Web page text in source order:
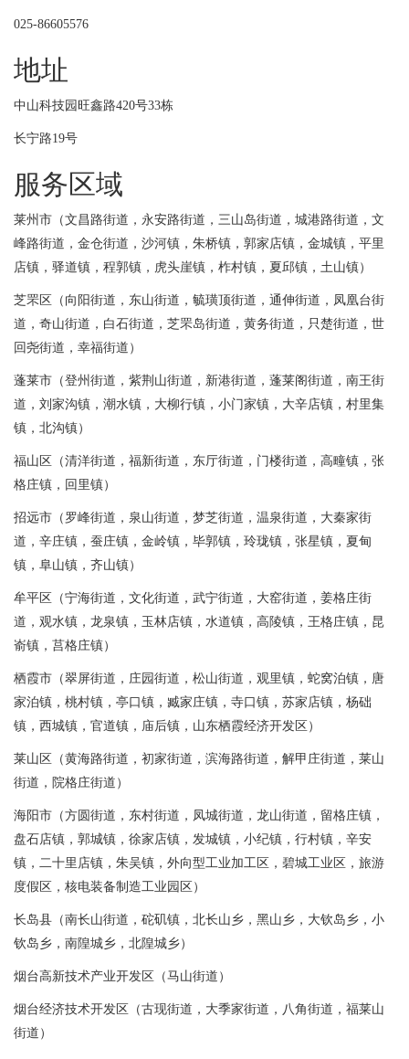
025-86605576
地址
中山科技园旺鑫路420号33栋
长宁路19号
服务区域
莱州市（文昌路街道，永安路街道，三山岛街道，城港路街道，文
峰路街道，金仓街道，沙河镇，朱桥镇，郭家店镇，金城镇，平里
店镇，驿道镇，程郭镇，虎头崖镇，柞村镇，夏邱镇，土山镇）
芝罘区（向阳街道，东山街道，毓璜顶街道，通伸街道，凤凰台街
道，奇山街道，白石街道，芝罘岛街道，黄务街道，只楚街道，世
回尧街道，幸福街道）
蓬莱市（登州街道，紫荆山街道，新港街道，蓬莱阁街道，南王街
道，刘家沟镇，潮水镇，大柳行镇，小门家镇，大辛店镇，村里集
镇，北沟镇）
福山区（清洋街道，福新街道，东厅街道，门楼街道，高疃镇，张
格庄镇，回里镇）
招远市（罗峰街道，泉山街道，梦芝街道，温泉街道，大秦家街
道，辛庄镇，蚕庄镇，金岭镇，毕郭镇，玲珑镇，张星镇，夏甸
镇，阜山镇，齐山镇）
牟平区（宁海街道，文化街道，武宁街道，大窑街道，姜格庄街
道，观水镇，龙泉镇，玉林店镇，水道镇，高陵镇，王格庄镇，昆
嵛镇，莒格庄镇）
栖霞市（翠屏街道，庄园街道，松山街道，观里镇，蛇窝泊镇，唐
家泊镇，桃村镇，亭口镇，臧家庄镇，寺口镇，苏家店镇，杨础
镇，西城镇，官道镇，庙后镇，山东栖霞经济开发区）
莱山区（黄海路街道，初家街道，滨海路街道，解甲庄街道，莱山
街道，院格庄街道）
海阳市（方圆街道，东村街道，凤城街道，龙山街道，留格庄镇，
盘石店镇，郭城镇，徐家店镇，发城镇，小纪镇，行村镇，辛安
镇，二十里店镇，朱吴镇，外向型工业加工区，碧城工业区，旅游
度假区，核电装备制造工业园区）
长岛县（南长山街道，砣矶镇，北长山乡，黑山乡，大钦岛乡，小
钦岛乡，南隍城乡，北隍城乡）
烟台高新技术产业开发区（马山街道）
烟台经济技术开发区（古现街道，大季家街道，八角街道，福莱山
街道）